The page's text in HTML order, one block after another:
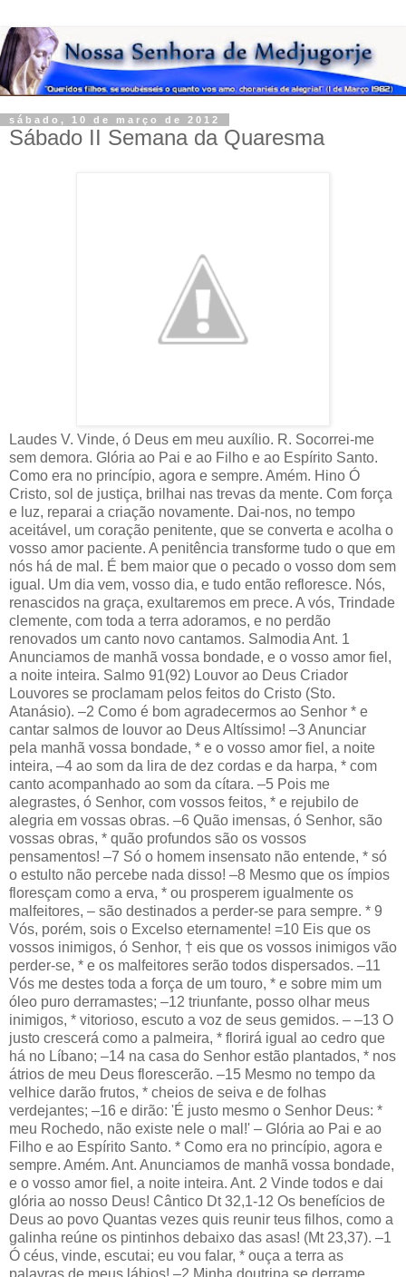
sábado, 10 de março de 2012
Sábado II Semana da Quaresma
Laudes V. Vinde, ó Deus em meu auxílio. R. Socorrei-me sem demora. Glória ao Pai e ao Filho e ao Espírito Santo. Como era no princípio, agora e sempre. Amém. Hino Ó Cristo, sol de justiça, brilhai nas trevas da mente. Com força e luz, reparai a criação novamente. Dai-nos, no tempo aceitável, um coração penitente, que se converta e acolha o vosso amor paciente. A penitência transforme tudo o que em nós há de mal. É bem maior que o pecado o vosso dom sem igual. Um dia vem, vosso dia, e tudo então refloresce. Nós, renascidos na graça, exultaremos em prece. A vós, Trindade clemente, com toda a terra adoramos, e no perdão renovados um canto novo cantamos. Salmodia Ant. 1 Anunciamos de manhã vossa bondade, e o vosso amor fiel, a noite inteira. Salmo 91(92) Louvor ao Deus Criador Louvores se proclamam pelos feitos do Cristo (Sto. Atanásio). –2 Como é bom agradecermos ao Senhor * e cantar salmos de louvor ao Deus Altíssimo! –3 Anunciar pela manhã vossa bondade, * e o vosso amor fiel, a noite inteira, –4 ao som da lira de dez cordas e da harpa, * com canto acompanhado ao som da cítara. –5 Pois me alegrastes, ó Senhor, com vossos feitos, * e rejubilo de alegria em vossas obras. –6 Quão imensas, ó Senhor, são vossas obras, * quão profundos são os vossos pensamentos! –7 Só o homem insensato não entende, * só o estulto não percebe nada disso! –8 Mesmo que os ímpios floresçam como a erva, * ou prosperem igualmente os malfeitores, – são destinados a perder-se para sempre. * 9 Vós, porém, sois o Excelso eternamente! =10 Eis que os vossos inimigos, ó Senhor, † eis que os vossos inimigos vão perder-se, * e os malfeitores serão todos dispersados. –11 Vós me destes toda a força de um touro, * e sobre mim um óleo puro derramastes; –12 triunfante, posso olhar meus inimigos, * vitorioso, escuto a voz de seus gemidos. – –13 O justo crescerá como a palmeira, * florirá igual ao cedro que há no Líbano; –14 na casa do Senhor estão plantados, * nos átrios de meu Deus florescerão. –15 Mesmo no tempo da velhice darão frutos, * cheios de seiva e de folhas verdejantes; –16 e dirão: 'É justo mesmo o Senhor Deus: * meu Rochedo, não existe nele o mal!' – Glória ao Pai e ao Filho e ao Espírito Santo. * Como era no princípio, agora e sempre. Amém. Ant. Anunciamos de manhã vossa bondade, e o vosso amor fiel, a noite inteira. Ant. 2 Vinde todos e dai glória ao nosso Deus! Cântico Dt 32,1-12 Os benefícios de Deus ao povo Quantas vezes quis reunir teus filhos, como a galinha reúne os pintinhos debaixo das asas! (Mt 23,37). –1 Ó céus, vinde, escutai; eu vou falar, * ouça a terra as palavras de meus lábios! –2 Minha doutrina se derrame como chuva, * minha palavra se espalhe como orvalho, – como torrentes que transbordam sobre a relva * e aguaceiros a cair por sobre as plantas. –3 O nome do Senhor vou invocar; * vinde todos e dai glória ao nosso Deus! –4 Ele é a Rocha: suas obras são perfeitas, * seus caminhos todos eles são justiça; – é ele o Deus fiel, sem falsidade, * o Deus justo, sempre reto em seu agir. –5 Os filhos seus degenerados o ofenderam, * esta raça corrompida e depravada! –6 É assim que agradeceis ao Senhor Deus, * povo louco, povo estulto e insensato? – Não é ele o teu Pai que te gerou, * o Criador que te formou e te sustenta? –7 Recorda-te dos dias do passado * e relembra as antigas gerações; – pergunta, e teu pai te contará, * interroga, e teus avós te ensinarão. –8 Quando o Altíssimo os povos dividiu * e pela terra espalhou os filhos de Adão, – as fronteiras das nações ele marcou * de acordo com o número de seus filhos; –9 mas a parte do Senhor foi o seu povo, * e Jacó foi a porção de sua herança. –10 Foi num deserto que o Senhor achou seu povo, * num lugar de solidão desoladora; – cercou-o de cuidados e carinhos * e o guardou como a pupila de seus olhos. –11 Como a águia, esvoaçando sobre o ninho, * incita os seus filhotes a voar, – ele estendeu as suas asas e o tomou, * e levou-o carregado sobre elas. –12 O Senhor, somente ele, foi seu guia, * e jamais um outro deus com ele estava. – Glória ao Pai e ao Filho e ao Espírito Santo. * Como era no princípio, agora e sempre. Amém. Ant. Vinde todos e dai glória ao nosso Deus! Ant. 3 Ó Senhor, nosso Deus, como é grande vosso nome por todo o universo! † Salmo 8 Majestade de Deus e dignidade do homem Ele pôs tudo sob os seus pés e fez dele, que está acima de tudo, a Cabeça da Igreja (Ef 1,22). –2 Ó Senhor nosso Deus, como é grande * vosso nome por todo o universo! – – †Desdobrastes nos céus vossa glória * com grandeza, esplendor, majestade. =3 O perfeito louvor vos é dado † pelos lábios dos mais pequeninos, * de crianças que a mãe amamenta. – Eis a força que opondes aos maus, * reduzindo o inimigo ao silêncio. –4 Contemplando estes céus que plasmastes * e formastes com dedos de artista; – vendo a lua e estrelas brilhantes, * 5 perguntamos: 'Senhor, que é o homem, – para dele assim vos lembrardes * e o tratardes com tanto carinho?' –6 Pouco abaixo de Deus o fizestes, * coroando-o de glória e esplendor; –7 vós lhe destes poder sobre tudo, * vossas obras aos pés lhe pusestes: –8 as ovelhas, os bois, os rebanhos, * todo o gado e as feras da mata; –9 passarinhos e peixes dos mares, * todo ser que se move nas águas. –10 Ó Senhor nosso Deus, como é grande * vosso nome por todo o universo! – Glória ao Pai e ao Filho e ao Espírito Santo. * Como era no princípio, agora e sempre. Amém. Ant. Ó Senhor nosso Deus, como é grande vosso nome por todo o universo! Leitura breve Is 1,16-18 Lavai-vos, purificai-vos. Tirai a maldade de vossas ações de minha frente. Deixai de fazer o mal! Aprendei a fazer o bem! Procurai o direito, corrigi o opressor. Julgai a causa do órfão, defendei a viúva. Vinde, debatamos – diz o Senhor. Ainda que vossos pecados sejam como púrpura, tornar-se-ão brancos como a neve. Se forem vermelhos como o carmesim, tornar- se-ão como lã. Responsório breve R. O Sangue de Jesus nos purifica, * De todos nossos erros nos liberta. R. O Sangue. V. Vinde ver os grandes feitos do Senhor! * De todos. Glória ao Pai. R. O Sangue. CÂNTICO EVANGÉLICO(BENEDICTUS) Lc 1,68-79 Ant. Meu pai, eu pequei contra o céu e contra ti! Não mereço ser teu filho, quero ser teu empregado! O Messias e seu Precursor –68 Bendito seja o Senhor Deus de Israel, * porque a seu povo visitou e libertou; –69 e fez surgir um poderoso Salvador * na casa de Davi, seu servidor, –70 como falara pela boca de seus santos, * os profetas desde os tempos mais antigos, –71 para salvar-nos do poder dos inimigos * e da mão de todos quantos nos odeiam. –72 Assim mostrou misericórdia a nossos pais, * recordando a sua santa Aliança –73 e o juramento a Abraão, o nosso pai, * de conceder-nos 74 que, libertos do inimigo, = a ele nós sirvamos sem temor † 75 em santidade e em justiça diante dele, * enquanto perdurarem nossos dias. =76 Serás profeta do Altíssimo, ó menino, † pois irás andando à frente do Senhor * para aplainar e preparar os seus caminhos, –77 anunciando ao seu povo a salvação, * que está na remissão de seus pecados; –78 pela bondade e compaixão de nosso Deus, * que sobre nós fará brilhar o Sol nascente, –79 para iluminar a quantos jazem entre as trevas * = e na sombra da morte estão sentados e para dirigir os nossos passos, * guiando-os no caminho da paz. – Glória ao Pai e ao Filho e ao Espírito Santo. * Como era no princípio, agora e sempre. Amém. Ant. Meu pai, eu pequei contra o céu e contra ti! Não mereço ser teu filho, quero ser teu empregado! Preces Demos graças a Cristo nosso Salvador, sempre e em toda parte; e supliquemos com toda a confiança: R. Socorrei-nos, Senhor, com a vossa graça! Ajudai-nos a conservar sem mancha os nossos corpos, – para que sejam digna morada do Espírito Santo. R. Despertai em nós, desde o amanhecer, o desejo de nos sacrificarmos pelos nossos irmãos, – e de cumprirmos a vossa vontade em todas as atividades deste dia. R. Ensinai-nos a procurar o pão da vida eterna, – que vós mesmo nos ofereceis. R. Interceda por nós a vossa Mãe, refúgio dos pecadores, – para alcançarmos o perdão dos nossos pecados. (intenções livres) Pai nosso. Oração Ó Deus, que pelos exercícios da Quaresma já nos dais na terra participar dos bens do céu, guiai-nos de tal modo nesta vida, que possamos chegar à luz em que habitais. Por nosso Senhor Jesus Cristo, vosso Filho, na unidade do Espírito Santo. Conclusão da Hora O Senhor nos abençoe, nos livre de todo o mal e nos conduza à vida eterna. Amém. Hora Média V. Vinde, ó Deus em meu auxílio. R. Socorrei-me sem demora. Glória ao Pai e ao Filho e ao Espírito Santo. Como era no princípio, agora e sempre. Amém. Hino Na mesma hora em que Jesus, o Cristo, sofreu a sede, sobre a cruz pregado, conceda a sede de justiça e graça a quem celebra o seu louvor sagrado. Ao mesmo tempo ele nos seja a fome e o Pão divino que a Si mesmo dá; seja o pecado para nós fastio, só no bem possa o nosso gozo estar. A unção viva do divino Espírito impregne a mente dos que cantam salmos; toda frieza do seu peito afaste, no coração ponha desejos calmos, Ao Pai e ao Cristo suplicamos graça, com seu Espírito, eterno Bem; Trindade Santa, protegei o orante, guardai o povo em caridade. Amém. Salmodia -- salmodia complementar -- Ant. Por minha vida, diz o Senhor, não quero a morte do pecador, mas que ele volte e tenha vida. Salmo 118(119),81-88 XI (Caph) Meditação sobre a Palavra de Deus na Lei Sua misericórdia se estende de geração em geração, a todos os que o respeitam (Lc 1,50). –81 Desfaleço pela vossa salvação, * vossa palavra é minha única esperança! –82 Os meus olhos se gastaram desejando-a; * até quando esperarei vosso consolo? –83 Fiquei tostado como um odre no fumeiro, * mesmo assim não esqueci vossos precei